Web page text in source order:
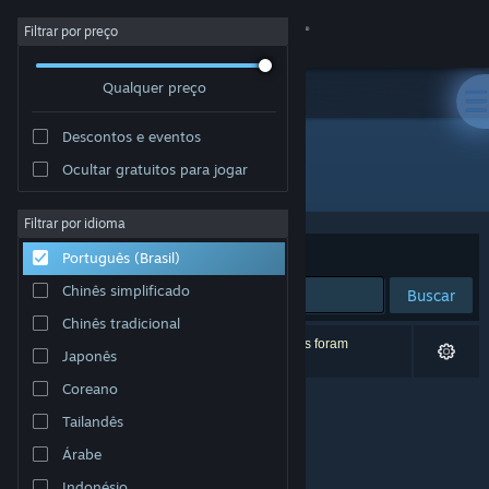
Iniciar sessão
Sobre
Suporte
Alterar idioma
Baixe o aplicativo móvel do Steam
Ver versão para computadores
Filtrar por preço
Qualquer preço
Descontos e eventos
Ocultar gratuitos para jogar
Filtrar por idioma
Português (Brasil)
Chinês simplificado
Chinês tradicional
Japonês
Coreano
Tailandês
Árabe
Desenvolvedor: Vesa Härkönen
Ordenar por Relevância
Buscar
0 resultados correspondem à sua busca. 2 títulos foram
excluídos de acordo com as suas preferências.